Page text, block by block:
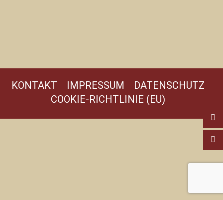
KONTAKT IMPRESSUM
DATENSCHUTZ
COOKIE-RICHTLINIE (EU)